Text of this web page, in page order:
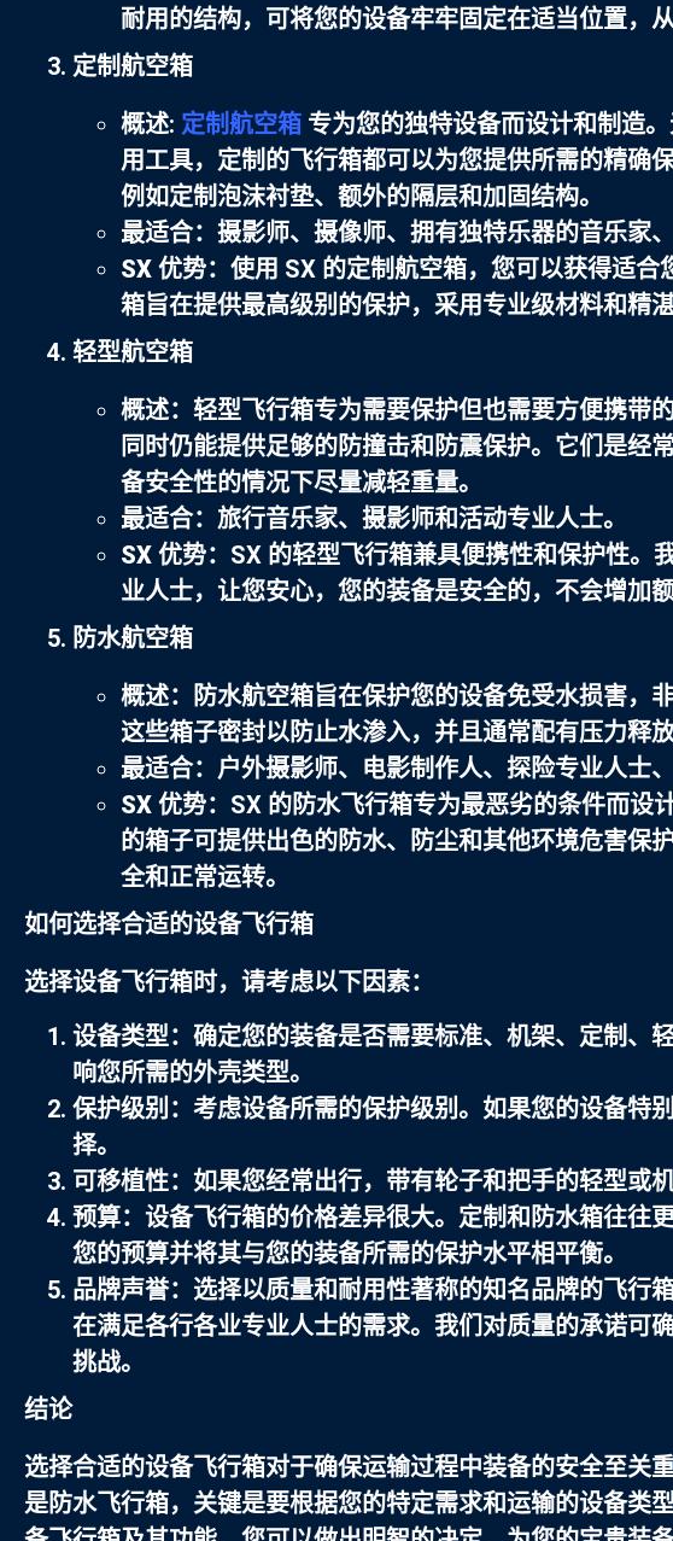
耐用的结构，可将您的设备牢牢固定在适当位置，
定制航空箱
概述: 定制航空箱 专为您的独特设备而设计和制造
用工具，定制的飞行箱都可以为您提供所需的精确
例如定制泡沫衬垫、额外的隔层和加固结构。
最适合：摄影师、摄像师、拥有独特乐器的音乐家
SX 优势：使用 SX 的定制航空箱，您可以获得适
箱旨在提供最高级别的保护，采用专业级材料和精
轻型航空箱
概述：轻型飞行箱专为需要保护但也需要方便携带
同时仍能提供足够的防撞击和防震保护。它们是经
备安全性的情况下尽量减轻重量。
最适合：旅行音乐家、摄影师和活动专业人士。
SX 优势：SX 的轻型飞行箱兼具便携性和保护性。
业人士，让您安心，您的装备是安全的，不会增加
防水航空箱
概述：防水航空箱旨在保护您的设备免受水损害，
这些箱子密封以防止水渗入，并且通常配有压力释
最适合：户外摄影师、电影制作人、探险专业人士、
SX 优势：SX 的防水飞行箱专为最恶劣的条件而设
的箱子可提供出色的防水、防尘和其他环境危害保
全和正常运转。
如何选择合适的设备飞行箱
选择设备飞行箱时，请考虑以下因素：
设备类型：确定您的装备是否需要标准、机架、定制、
响您所需的外壳类型。
保护级别 ：考虑设备所需的保护级别。如果您的设备特
择。
可移植性：如果您经常出行，带有轮子和把手的轻型或
预算：设备飞行箱的价格差异很大。定制和防水箱往往
您的预算并将其与您的装备所需的保护水平相平衡。
品牌声誉：选择以质量和耐用性著称的知名品牌的飞行
在满足各行各业专业人士的需求。我们对质量的承诺可
挑战。
结论
选择合适的设备飞行箱对于确保运输过程中装备的安全至关
是防水飞行箱，关键是要根据您的特定需求和运输的设备类